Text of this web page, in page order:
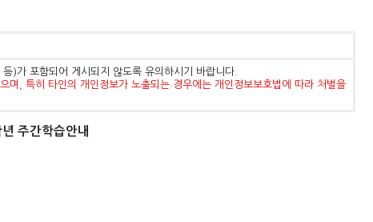
)가 포함되어 게시되지 않도록 유의하시기 바랍니다.
며, 특히 타인의 개인정보가 노출되는 경우에는 개인정보보호법에 따라 처벌을
주간학습안내